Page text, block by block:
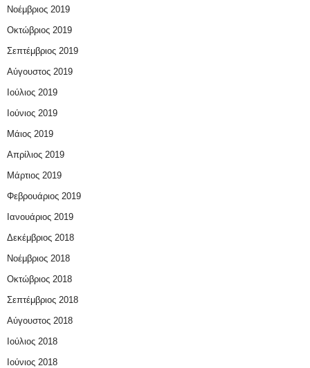
Νοέμβριος 2019
Οκτώβριος 2019
Σεπτέμβριος 2019
Αύγουστος 2019
Ιούλιος 2019
Ιούνιος 2019
Μάιος 2019
Απρίλιος 2019
Μάρτιος 2019
Φεβρουάριος 2019
Ιανουάριος 2019
Δεκέμβριος 2018
Νοέμβριος 2018
Οκτώβριος 2018
Σεπτέμβριος 2018
Αύγουστος 2018
Ιούλιος 2018
Ιούνιος 2018